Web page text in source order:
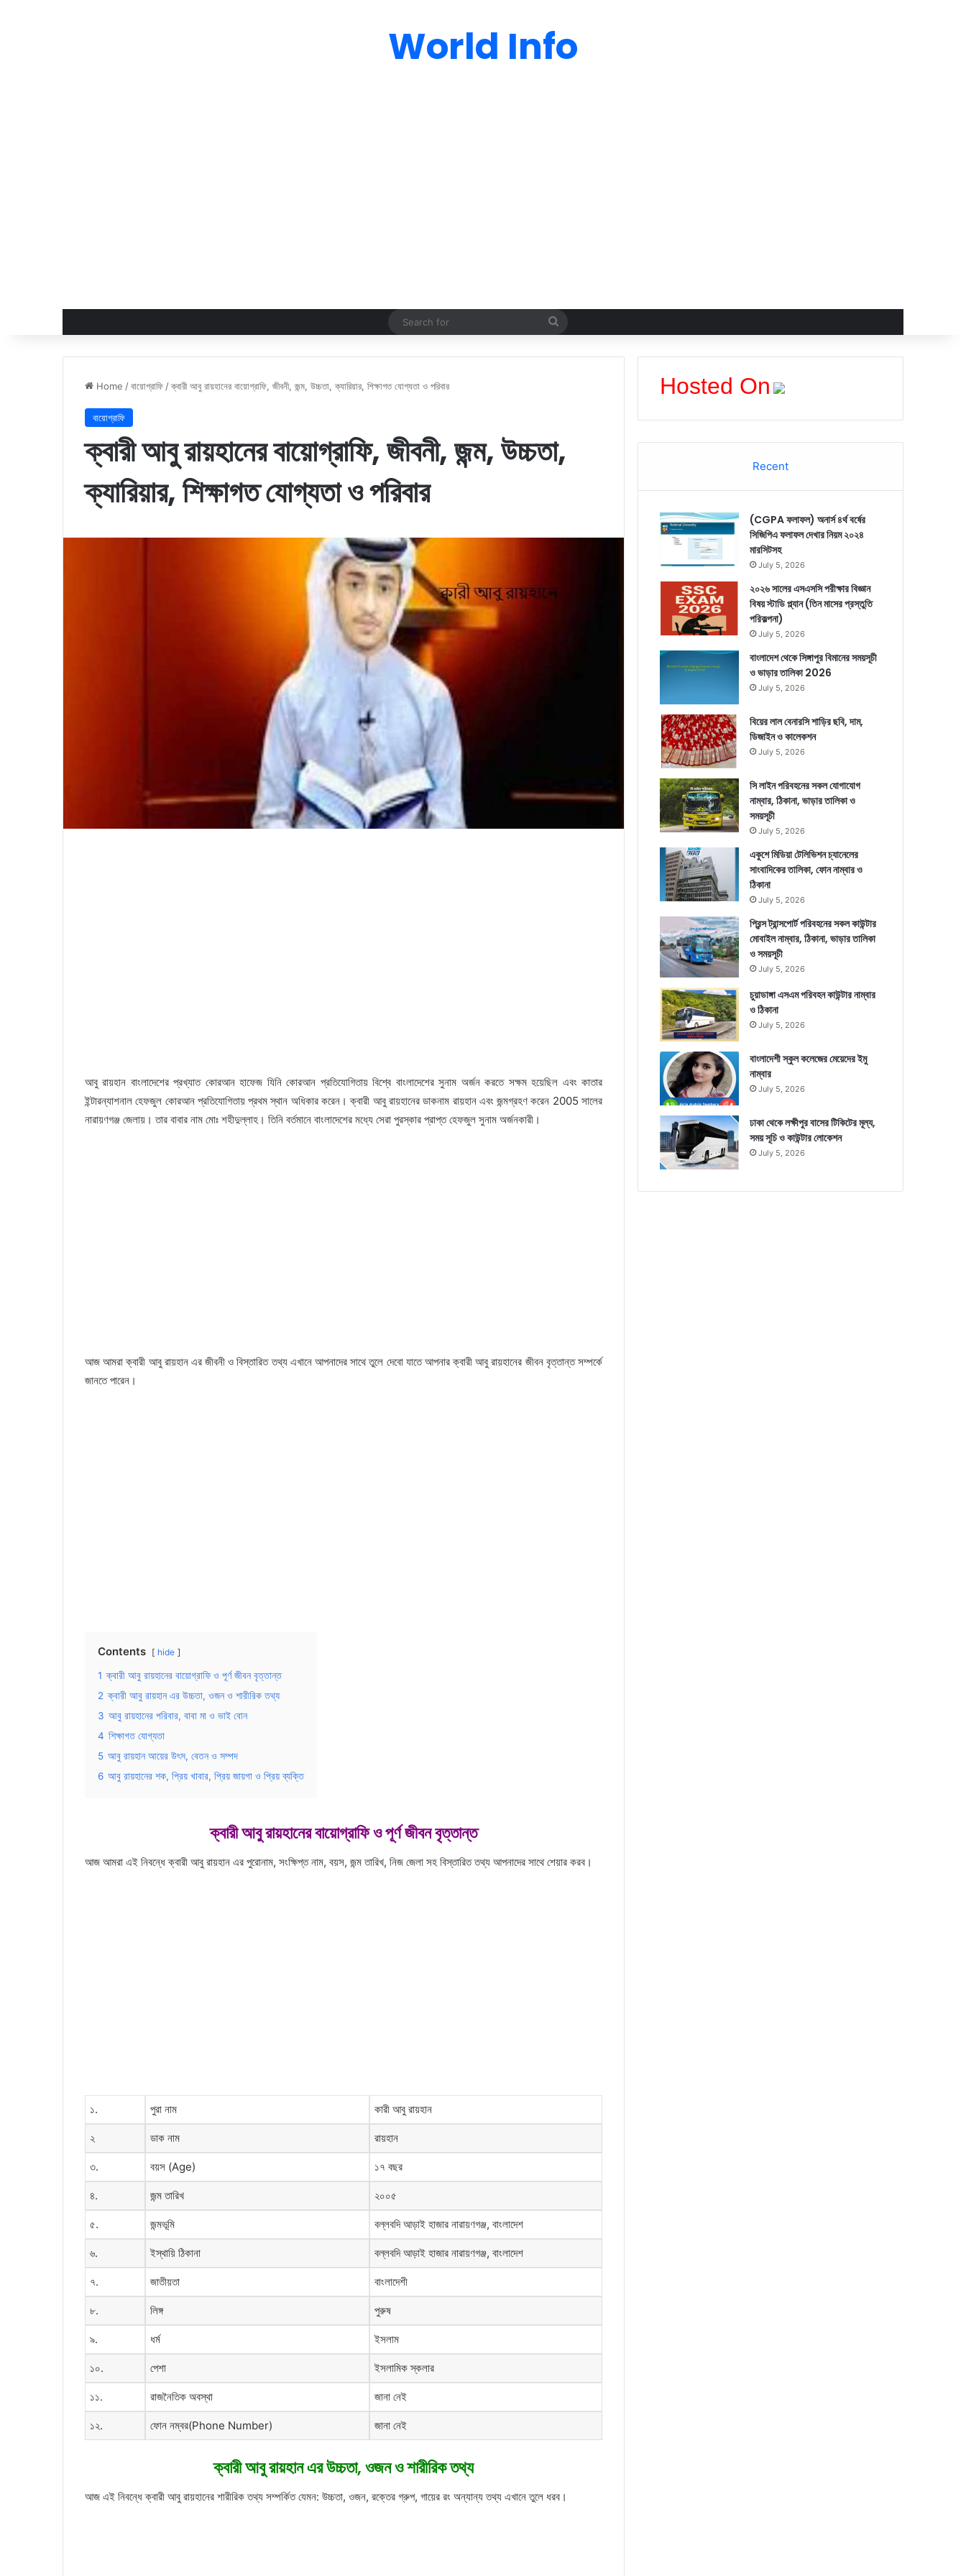
World Info
Search
Home /বায়োগ্রাফি /ক্বারী আবু রায়হানের বায়োগ্রাফি, জীবনী, জন্ম, উচ্চতা, ক্যারিয়ার, শিক্ষাগত যোগ্যতা ও পরিবার
বায়োগ্রাফি
ক্বারী আবু রায়হানের বায়োগ্রাফি, জীবনী, জন্ম, উচ্চতা,
ক্যারিয়ার, শিক্ষাগত যোগ্যতা ও পরিবার
আবু রায়হান বাংলাদেশের প্রখ্যাত কোরআন হাফেজ যিনি কোরআন প্রতিযোগিতায় বিশ্বে বাংলাদেশের সুনাম অর্জন করতে সক্ষম হয়েছিল এবং কাতার
ইন্টারন্যাশনাল হেফজুল কোরআন প্রতিযোগিতায় প্রথম স্থান অধিকার করেন। ক্বারী আবু রায়হানের ডাকনাম রায়হান এবং জন্মগ্রহণ করেন 2005 সালের
নারায়ণগঞ্জ জেলায়। তার বাবার নাম মোঃ শহীদুল্লাহ। তিনি বর্তমানে বাংলাদেশের মধ্যে সেরা পুরস্কার প্রাপ্ত হেফজুল সুনাম অর্জনকারী।
আজ আমরা ক্বারী আবু রায়হান এর জীবনী ও বিস্তারিত তথ্য এখানে আপনাদের সাথে তুলে দেবো যাতে আপনার ক্বারী আবু রায়হানের জীবন বৃত্তান্ত সম্পর্কে
জানতে পারেন।
Contents hide
1 ক্বারী আবু রায়হানের বায়োগ্রাফি ও পূর্ণ জীবন বৃত্তান্ত
2 ক্বারী আবু রায়হান এর উচ্চতা, ওজন ও শারীরিক তথ্য
3 আবু রায়হানের পরিবার, বাবা মা ও ভাই বোন
4 শিক্ষাগত যোগ্যতা
5 আবু রায়হান আয়ের উৎস, বেতন ও সম্পদ
6 আবু রায়হানের শক, প্রিয় খাবার, প্রিয় জায়গা ও প্রিয় ব্যক্তি
ক্বারী আবু রায়হানের বায়োগ্রাফি ও পূর্ণ জীবন বৃত্তান্ত
আজ আমরা এই নিবন্ধে ক্বারী আবু রায়হান এর পুরোনাম, সংক্ষিপ্ত নাম, বয়স, জন্ম তারিখ, নিজ জেলা সহ বিস্তারিত তথ্য আপনাদের সাথে শেয়ার করব।
১. পুরা নাম কারী আবু রায়হান
২ ডাক নাম রায়হান
৩. বয়স (Age) ১৭ বছর
৪. জন্ম তারিখ ২০০৫
৫. জন্মভূমি বল্লবদি আড়াই হাজার নারায়ণগঞ্জ, বাংলাদেশ
৬. ইস্থায়ি ঠিকানা বল্লবদি আড়াই হাজার নারায়ণগঞ্জ, বাংলাদেশ
৭. জাতীয়তা বাংলাদেশী
৮. লিঙ্গ পুরুষ
৯. ধর্ম ইসলাম
১০. পেশা ইসলামিক স্কলার
১১. রাজনৈতিক অবস্থা জানা নেই
১২. ফোন নম্বর(Phone Number) জানা নেই
ক্বারী আবু রায়হান এর উচ্চতা, ওজন ও শারীরিক তথ্য
আজ এই নিবন্ধে ক্বারী আবু রায়হানের শারীরিক তথ্য সম্পর্কিত যেমন: উচ্চতা, ওজন, রক্তের গ্রুপ, গায়ের রং অন্যান্য তথ্য এখানে তুলে ধরব।
Hosted On
Recent
(CGPA ফলাফল) অনার্স ৪র্থ বর্ষের
সিজিপিএ ফলাফল দেখার নিয়ম ২০২৪
মারসিটসহ
July 5, 2026
২০২৬ সালের এসএসসি পরীক্ষার বিজ্ঞান
বিষয় স্টাডি প্ল্যান (তিন মাসের প্রস্তুতি
পরিকল্পনা)
July 5, 2026
বাংলাদেশ থেকে সিঙ্গাপুর বিমানের সময়সূচী
ও ভাড়ার তালিকা 2026
July 5, 2026
বিয়ের লাল বেনারসি শাড়ির ছবি, দাম,
ডিজাইন ও কালেকশন
July 5, 2026
সি লাইন পরিবহনের সকল যোগাযোগ
নাম্বার, ঠিকানা, ভাড়ার তালিকা ও
সময়সূচী
July 5, 2026
একুশে মিডিয়া টেলিভিশন চ্যানেলের
সাংবাদিকের তালিকা, ফোন নাম্বার ও
ঠিকানা
July 5, 2026
প্রিন্স ট্রান্সপোর্ট পরিবহনের সকল কাউন্টার
মোবাইল নাম্বার, ঠিকানা, ভাড়ার তালিকা
ও সময়সূচী
July 5, 2026
চুয়াডাঙ্গা এসএম পরিবহন কাউন্টার নাম্বার
ও ঠিকানা
July 5, 2026
বাংলাদেশী স্কুল কলেজের মেয়েদের ইমু
নাম্বার
July 5, 2026
ঢাকা থেকে লক্ষীপুর বাসের টিকিটের মূল্য,
সময় সূচি ও কাউন্টার লোকেশন
July 5, 2026